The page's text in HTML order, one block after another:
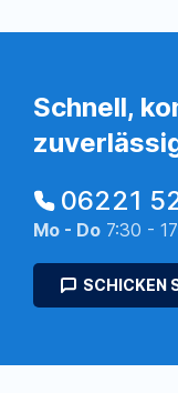
Schnell,
06221
Mo - Do 7:30 -
SCHICKEN